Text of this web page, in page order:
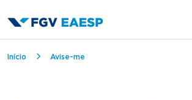
Trilha de navegação
Início Avise-me